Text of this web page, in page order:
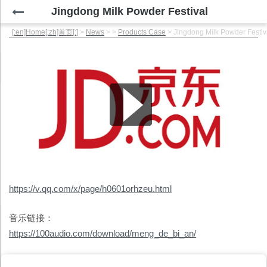
Jingdong Milk Powder Festival
[:en]Home[:zh]首页[:] > News > > Products Case > Jingdong Milk Powder
https://v.qq.com/x/page/h0601orhzeu.html
音乐链接：
https://100audio.com/download/meng_de_bi_an/